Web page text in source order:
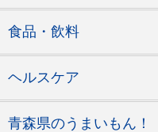
食品・飲料
ヘルスケア
青森県のうまいもん！